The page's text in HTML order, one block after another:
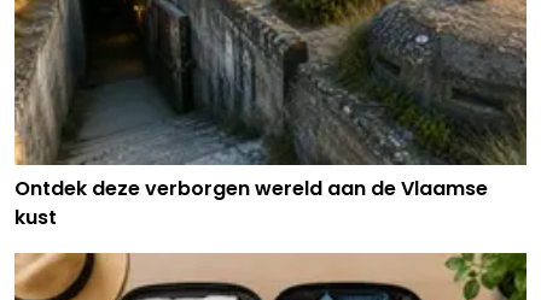
Ontdek deze verborgen wereld aan de Vlaamse
kust